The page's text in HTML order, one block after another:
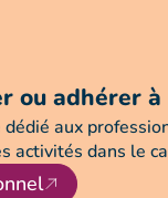
ou adhérer à
aux
activités dans le